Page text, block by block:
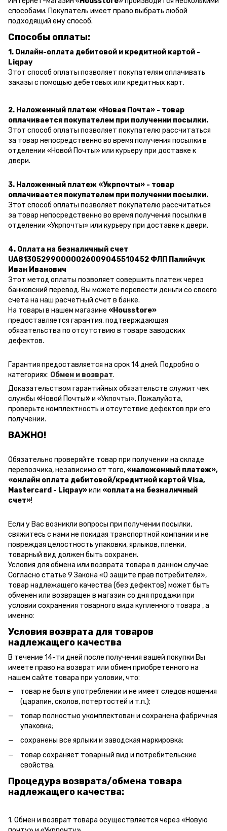
способами. Покупатель имеет право выбрать любой
подходящий ему способ.
Способы оплаты:
1. Онлайн-оплата дебитовой и кредитной картой -
Liqpay
Этот способ оплаты позволяет покупателям оплачивать
заказы с помощью дебетовых или кредитных карт.
2. Наложенный платеж «Новая Почта» - товар
оплачивается покупателем при получении посылки.
Этот способ оплаты позволяет покупателю рассчитаться
за товар непосредственно во время получения посылки в
отделении «Новой Почты» или курьеру при доставке к
двери.
3. Наложенный платеж «Укрпочты» - товар
оплачивается покупателем при получении посылки.
Этот способ оплаты позволяет покупателю рассчитаться
за товар непосредственно во время получения посылки в
отделении «Укрпочты» или курьеру при доставке к двери.
4. Оплата на безналичный счет
UA813052990000026009045510452 ФЛП Палийчук
Иван Иванович
Этот метод оплаты позволяет совершить платеж через
банковский перевод. Вы можете перевести деньги со своего
счета на наш расчетный счет в банке.
На товары в нашем магазине «Housstore»
предоставляется гарантия, подтверждающая
обязательства по отсутствию в товаре заводских
дефектов.
Гарантия предоставляется на срок 14 дней. Подробно о
категориях: Обмен и возврат.
Доказательством гарантийных обязательств служит чек
службы «Новой Почты»и «Укпочты». Пожалуйста,
проверьте комплектность и отсутствие дефектов при его
получении.
ВАЖНО!
Обязательно проверяйте товар при получении на складе
перевозчика, независимо от того, «наложенный платеж»,
«онлайн оплата дебитовой/кредитной картой Visa,
Mastercard - Liqpay»или «оплата на безналичный
счет»!
Если у Вас возникли вопросы при получении посылки,
свяжитесь с нами не покидая транспортной компании и не
повреждая целостность упаковки, ярлыков, пленки,
товарный вид должен быть сохранен.
Условия для обмена или возврата товара в данном случае:
Согласно статье 9 Закона «О защите прав потребителя»,
товар надлежащего качества (без дефектов) может быть
обменен или возвращен в магазин со дня продажи при
условии сохранения товарного вида купленного товара , а
именно:
Условия возврата для товаров
надлежащего качества
В течение 14-ти дней после получения вашей покупки Вы
имеете право на возврат или обмен приобретенного на
нашем сайте товара при условии, что:
товар не был в употреблении и не имеет следов ношения
(царапин, сколов, потертостей и т.п.);
товар полностью укомплектован и сохранена фабричная
упаковка;
сохранены все ярлыки и заводская маркировка;
товар сохраняет товарный вид и потребительские
свойства.
Процедура возврата/обмена товара
надлежащего качества:
1. Обмен и возврат товара осуществляется через «Новую